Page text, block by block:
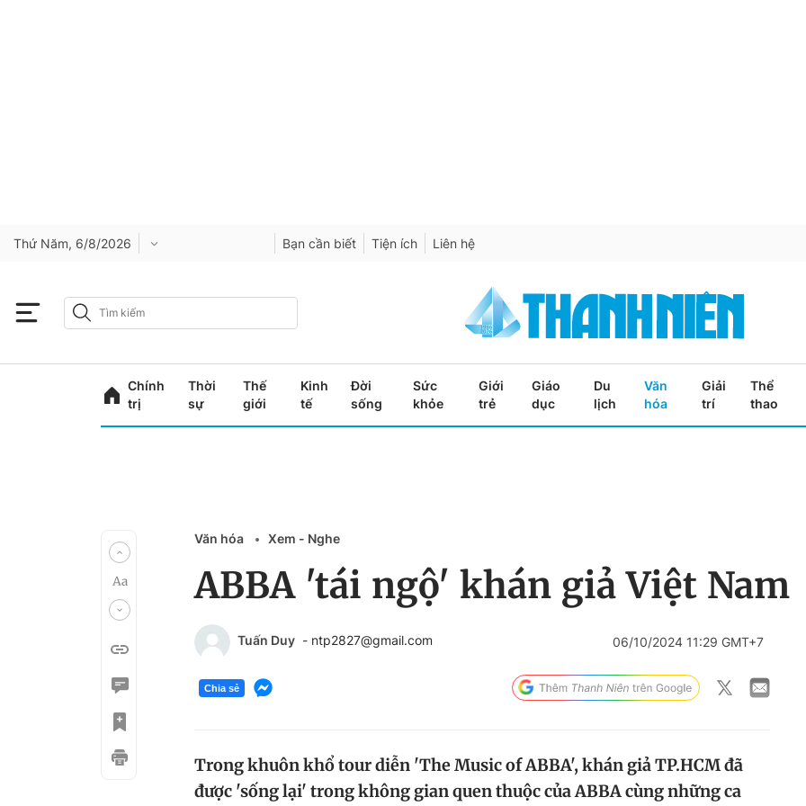
Thứ Năm, 6/8/2026 Bạn cần biết Tiện ích Liên hệ
Chính
trị
Thời
sự
Thế
giới
Kinh
tế
Đời
sống
Sức
khỏe
Giới
trẻ
Giáo
dục
Du
lịch
Văn
hóa
Giải
trí
Thể
thao
Văn hóa Xem - Nghe
ABBA 'tái ngộ' khán giả Việt Nam
Tuấn Duy - ntp2827@gmail.com 06/10/2024 11:29 GMT+7
Chia sẻ
Trong khuôn khổ tour diễn 'The Music of ABBA', khán giả TP.HCM đã
được 'sống lại' trong không gian quen thuộc của ABBA cùng những ca